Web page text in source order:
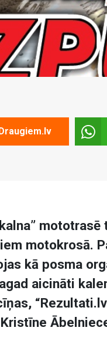
motokrosā.
kā posma
aicināti